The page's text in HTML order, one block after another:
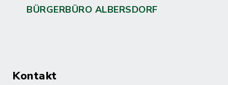
BÜRGERBÜRO ALBERSDORF
Kontakt